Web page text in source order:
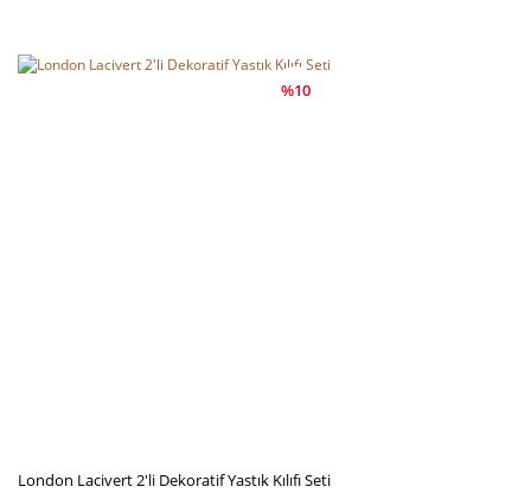
%10
London Lacivert 2'li Dekoratif Yastık Kılıfı Seti